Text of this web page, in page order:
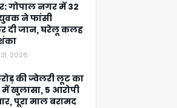
गोपाल नगर में 32
युवक ने फांसी
दी जान, घरेलू कलह
2026
की ज्वेलरी लूट का
में खुलासा, 5 आरोपी
पूरा माल बरामद